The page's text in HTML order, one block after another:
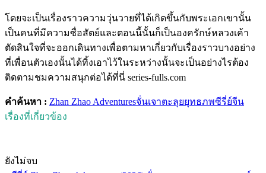
โดยจะเป็นเรื่องราวความวุ่นวายที่ได้เกิดขึ้นกับพระเอกเขานั้น
เป็นคนที่มีความซื่อสัตย์และตอนนี้นั้นก็เป็นองครักษ์หลวงเค้า
ตัดสินใจที่จะออกเดินทางเพื่อตามหาเกี่ยวกับเรื่องราวบางอย่าง
ที่เพื่อนตัวเองนั้นได้ทิ้งเอาไว้ในระหว่างนั้นจะเป็นอย่างไรต้อง
ติดตามชมความสนุกต่อได้ที่นี่ series-fulls.com
คำค้นหา : Zhan Zhao Adventuresจั่นเจาตะลุยยุทธภพซีรี่ย์จีน
เรื่องที่เกี่ยวข้อง
ยังไม่จบ